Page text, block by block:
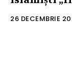
26 DECEMBRIE